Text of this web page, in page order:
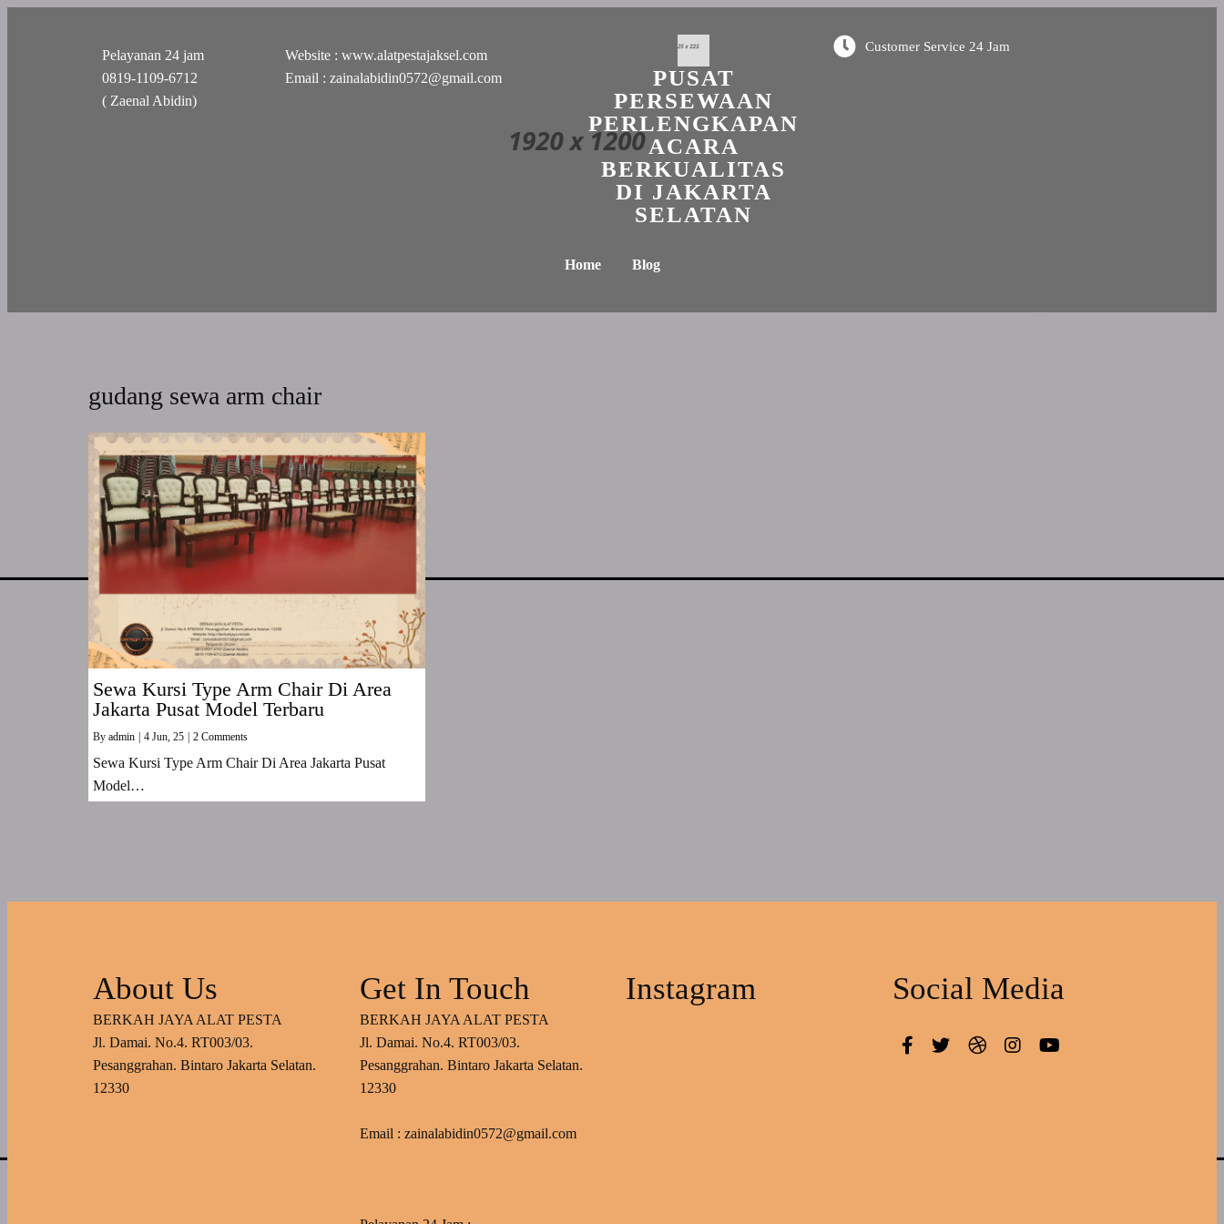
Pelayanan 24 jam
0819-1109-6712
( Zaenal Abidin)
Website : www.alatpestajaksel.com
Email : zainalabidin0572@gmail.com
PUSAT
PERSEWAAN
PERLENGKAPAN
ACARA
BERKUALITAS
DI JAKARTA
SELATAN
Customer Service 24 Jam
Home Blog
gudang sewa arm chair
Sewa Kursi Type Arm Chair Di Area
Jakarta Pusat Model Terbaru
By admin 4 Jun, 25 2 Comments
Sewa Kursi Type Arm Chair Di Area Jakarta Pusat
Model…
About Us
BERKAH JAYA ALAT PESTA
Jl. Damai. No.4. RT003/03.
Pesanggrahan. Bintaro Jakarta Selatan.
12330
Get In Touch
BERKAH JAYA ALAT PESTA
Jl. Damai. No.4. RT003/03.
Pesanggrahan. Bintaro Jakarta Selatan.
12330
Email : zainalabidin0572@gmail.com
Instagram Social Media